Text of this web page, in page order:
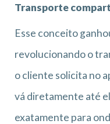
Transporte
Esse conceito
revolucionando o
o cliente solicita no
vá diretamente até
exatamente para